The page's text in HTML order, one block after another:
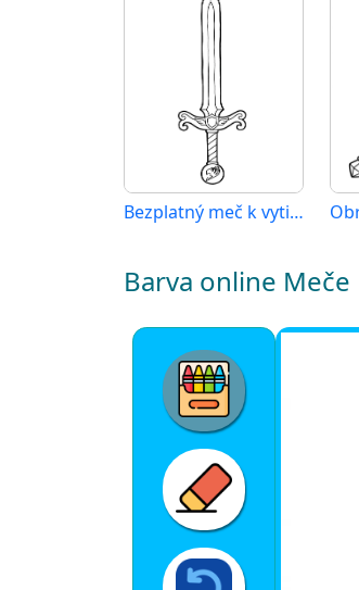
Bezplatný meč k vytištění
Barva online Meče